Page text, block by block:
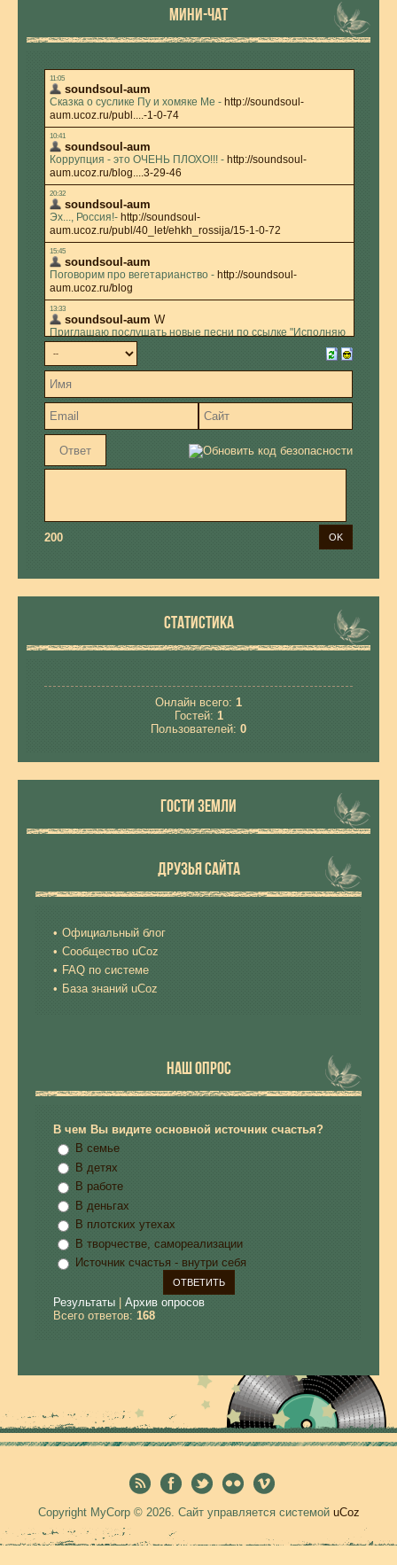
МИНИ-ЧАТ
200
СТАТИСТИКА
Онлайн всего: 1
Гостей: 1
Пользователей: 0
ГОСТИ ЗЕМЛИ
ДРУЗЬЯ САЙТА
Официальный блог
Сообщество uCoz
FAQ по системе
База знаний uCoz
НАШ ОПРОС
В чем Вы видите основной источник счастья?
В семье
В детях
В работе
В деньгах
В плотских утехах
В творчестве, самореализации
Источник счастья - внутри себя
Результаты
Архив опросов
Всего ответов: 168
Copyright MyCorp © 2026. Сайт управляется системой uCoz